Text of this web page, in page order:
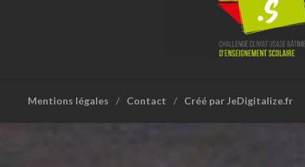
Mentions légales Contact Créé par JeDigitalize.fr